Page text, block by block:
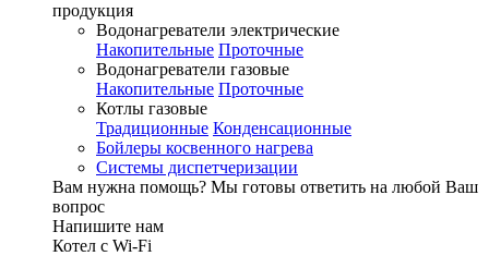
продукция
Водонагреватели электрические
Накопительные Проточные
Водонагреватели газовые
Накопительные Проточные
Котлы газовые
Традиционные Конденсационные
Бойлеры косвенного нагрева
Системы диспетчеризации
Вам нужна помощь? Мы готовы ответить на любой Ваш
вопрос
Напишите нам
Котел с Wi-Fi